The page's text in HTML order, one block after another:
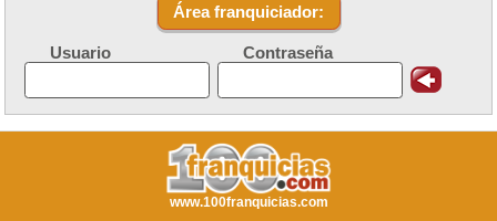
Área franquiciador:
Usuario Contraseña
www.100franquicias.com